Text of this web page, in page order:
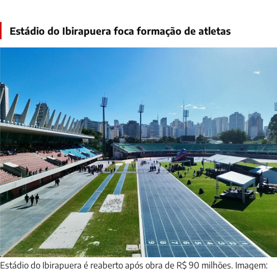
Estádio do Ibirapuera foca formação de atletas
Estádio do Ibirapuera é reaberto após obra de R$ 90 milhões. Imagem: